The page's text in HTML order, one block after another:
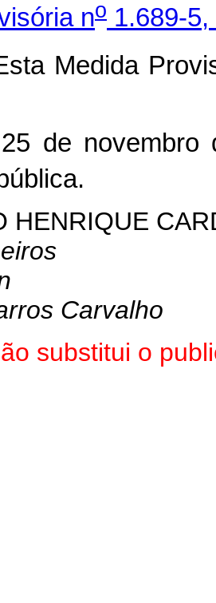
no 1.689-
Medida
de novembro
HENRIQUE
Carvalho
substitui o